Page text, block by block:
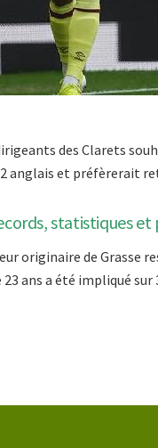
des Clarets
anglais et préfèrerait
statistiques et
originaire de Grasse
ans a été impliqué